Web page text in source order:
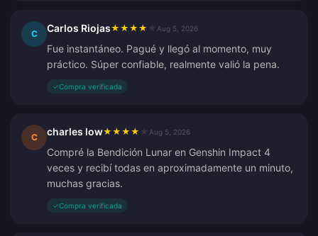
C Carlos Riojas★ ★ ★ ★ Aug 5, 2026
Fue instantáneo. Pagué y llegó al momento, muy
práctico. Súper confiable, realmente valió la pena.
✓Compra verificada
C charles low★ ★ ★ ★ Aug 5, 2026
Compré la Bendición Lunar en Genshin Impact 4
veces y recibí todas en aproximadamente un minuto,
muchas gracias.
✓Compra verificada